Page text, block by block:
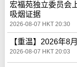
宏福苑独立委员会
吸烟证据
2026-08-07 HKT 20:30
【重温】2026年8
2026-08-07 HKT 20:03